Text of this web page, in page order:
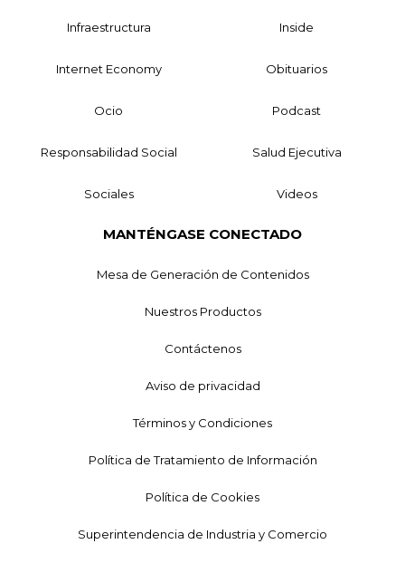
Infraestructura Inside
Internet Economy Obituarios
Ocio Podcast
Responsabilidad Social Salud Ejecutiva
Sociales Videos
MANTÉNGASE CONECTADO
Mesa de Generación de Contenidos
Nuestros Productos
Contáctenos
Aviso de privacidad
Términos y Condiciones
Política de Tratamiento de Información
Política de Cookies
Superintendencia de Industria y Comercio